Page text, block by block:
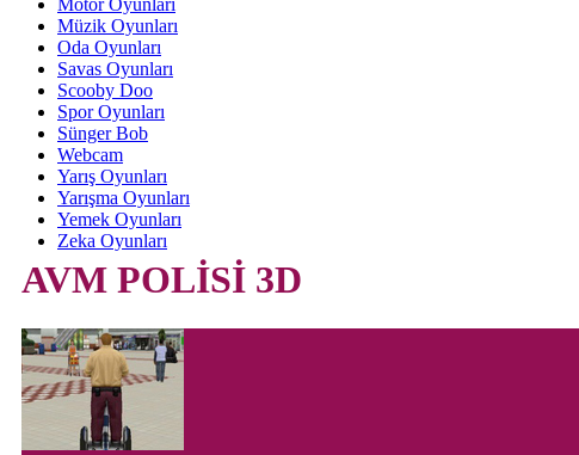
Motor Oyunları
Müzik Oyunları
Oda Oyunları
Savas Oyunları
Scooby Doo
Spor Oyunları
Sünger Bob
Webcam
Yarış Oyunları
Yarışma Oyunları
Yemek Oyunları
Zeka Oyunları
AVM POLİSİ 3D